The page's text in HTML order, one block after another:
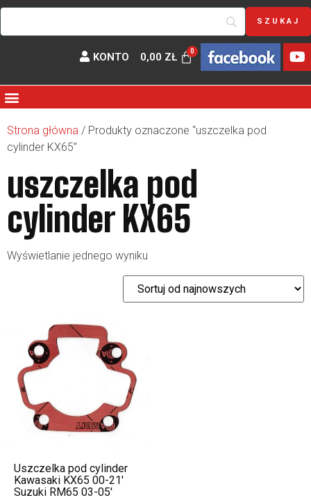
KONTO 0,00 ZŁ
Strona główna / Produkty oznaczone “uszczelka pod
cylinder KX65”
uszczelka pod
cylinder KX65
Wyświetlanie jednego wyniku
Uszczelka pod cylinder
Kawasaki KX65 00-21′
Suzuki RM65 03-05′